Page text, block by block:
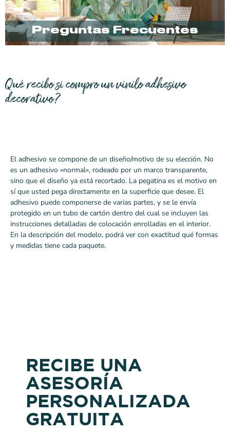
Preguntas Frecuentes
Qué recibo si compro un vinilo adhesivo
decorativo?
El adhesivo se compone de un diseño/motivo de su elección. No
es un adhesivo «normal», rodeado por un marco transparente,
sino que el diseño ya está recortado. La pegatina es el motivo en
sí que usted pega directamente en la superficie que desee. El
adhesivo puede componerse de varias partes, y se le envía
protegido en un tubo de cartón dentro del cual se incluyen las
instrucciones detalladas de colocación enrolladas en el interior.
En la descripción del modelo, podrá ver con exactitud qué formas
y medidas tiene cada paquete.
RECIBE UNA
ASESORÍA
PERSONALIZADA
GRATUITA